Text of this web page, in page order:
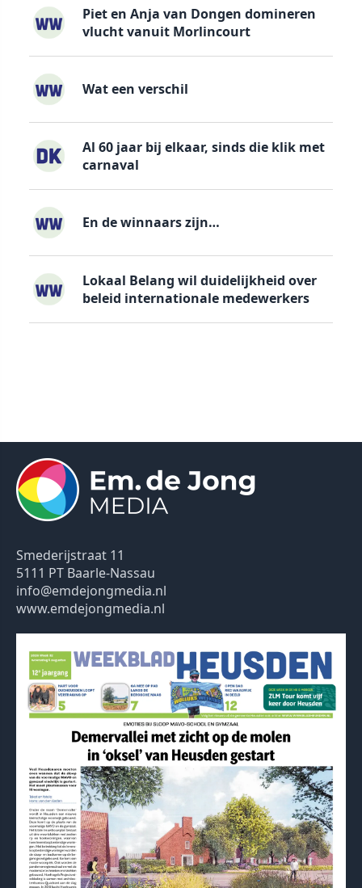
Piet en Anja van Dongen domineren
vlucht vanuit Morlincourt
Wat een verschil
Al 60 jaar bij elkaar, sinds die klik met
carnaval
En de winnaars zijn…
Lokaal Belang wil duidelijkheid over
beleid internationale medewerkers
Smederijstraat 11
5111 PT Baarle-Nassau
info@emdejongmedia.nl
www.emdejongmedia.nl